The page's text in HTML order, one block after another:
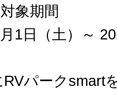
象期間
1日（土）～
パークsmart